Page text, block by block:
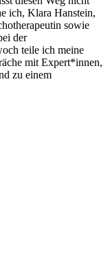
ich, Klara Hanstein,
sowie
der
teile ich meine
mit Expert*innen,
zu einem